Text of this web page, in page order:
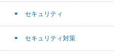
セキュリティ
セキュリティ対策